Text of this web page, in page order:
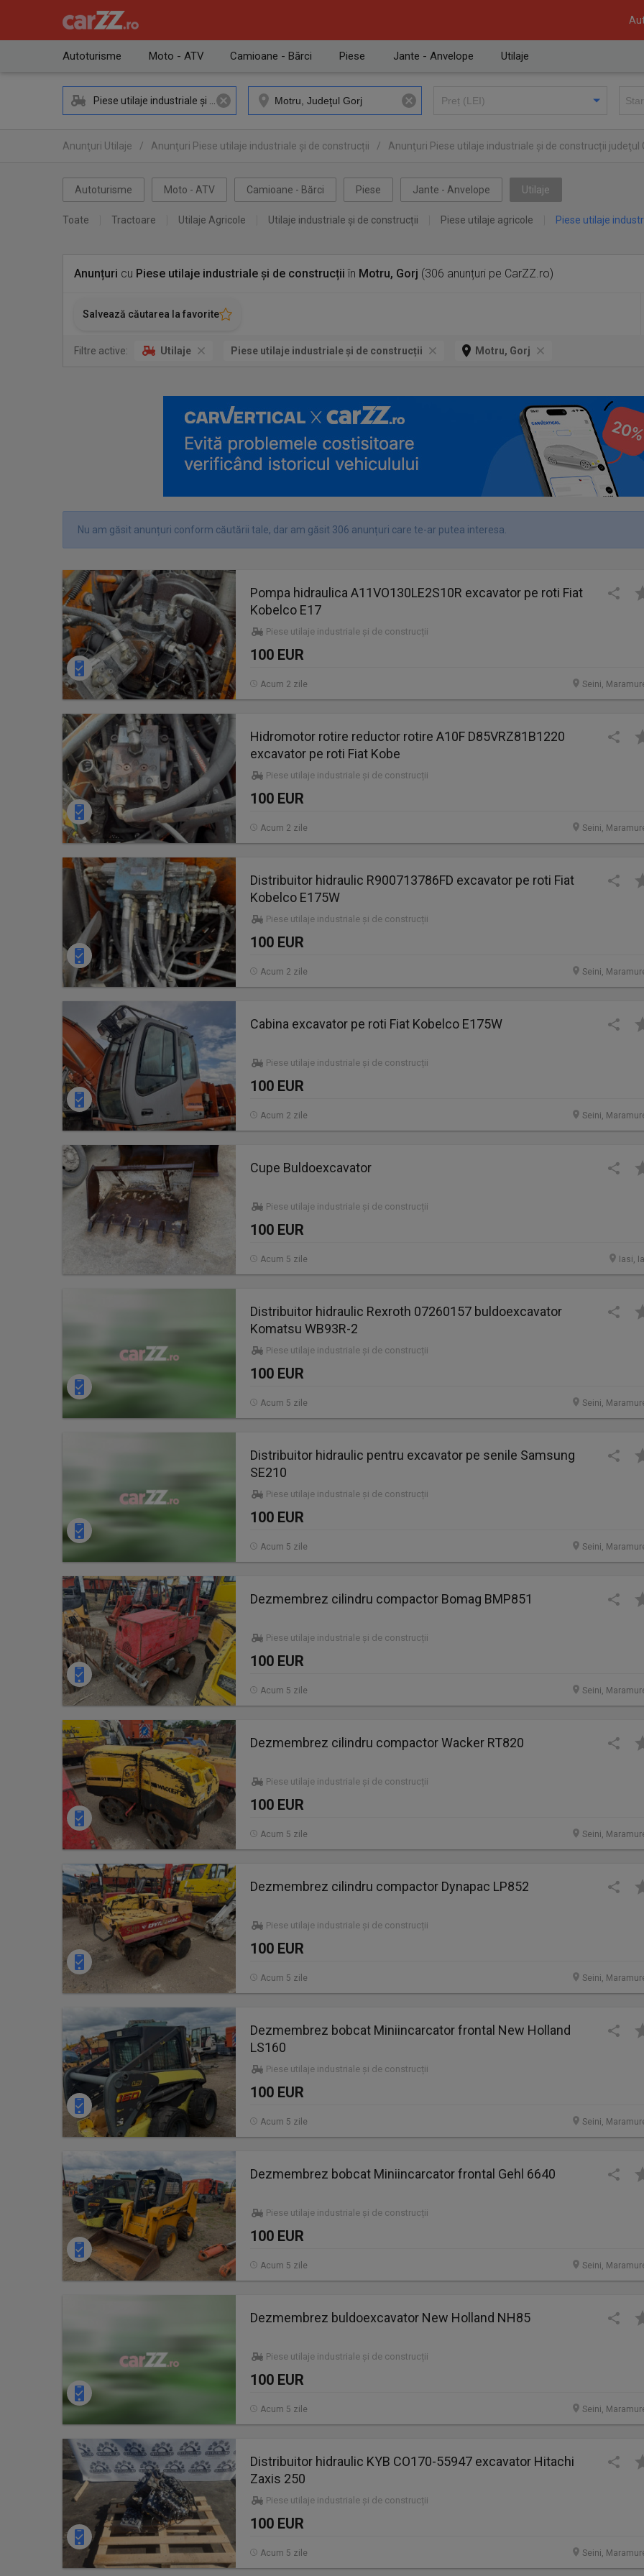
Autoturisme Moto - ATV Camioane - Bărci Piese Jante - Anvelope Utilaje
Anunţuri Utilaje / Anunţuri Piese utilaje industriale și de construcții / Anunţuri Piese utilaje industriale și de construcții judeţul
Anunţuri Piese utilaje industriale și de construcții Motru
Autoturisme
Moto - ATV Camioane - Bărci Piese Jante - Anvelope Utilaje
Toate Tractoare Utilaje Agricole Utilaje industriale și de construcții Piese utilaje agricole Piese utilaje
Anunțuri cu Piese utilaje industriale și de construcții în Motru, Gorj (306 anunțuri pe CarZZ.ro)
Salvează căutarea la favorite
Filtre active: Utilaje Piese utilaje industriale și de construcții Motru, Gorj
Nu am găsit anunțuri conform căutării tale, dar am găsit 306 anunțuri care te-ar putea interesa.
Pompa hidraulica A11VO130LE2S10R excavator pe roti Fiat
Kobelco E17
Piese utilaje industriale și de construcții
100 EUR
Seini,
Acum 2 zile
Hidromotor rotire reductor rotire A10F D85VRZ81B1220
excavator pe roti Fiat Kobe
Piese utilaje industriale și de construcții
100 EUR
Seini,
Acum 2 zile
Distribuitor hidraulic R900713786FD excavator pe roti Fiat
Kobelco E175W
Piese utilaje industriale și de construcții
100 EUR
Seini,
Acum 2 zile
Cabina excavator pe roti Fiat Kobelco E175W
Piese utilaje industriale și de construcții
100 EUR
Seini,
Acum 2 zile
Cupe Buldoexcavator
Piese utilaje industriale și de construcții
100 EUR
Iasi,
Acum 5 zile
Distribuitor hidraulic Rexroth 07260157 buldoexcavator
Komatsu WB93R-2
Piese utilaje industriale și de construcții
100 EUR
Seini,
Acum 5 zile
Distribuitor hidraulic pentru excavator pe senile Samsung
SE210
Piese utilaje industriale și de construcții
100 EUR
Seini,
Acum 5 zile
Dezmembrez cilindru compactor Bomag BMP851
Piese utilaje industriale și de construcții
100 EUR
Seini,
Acum 5 zile
Dezmembrez cilindru compactor Wacker RT820
Piese utilaje industriale și de construcții
100 EUR
Seini,
Acum 5 zile
Dezmembrez cilindru compactor Dynapac LP852
Piese utilaje industriale și de construcții
100 EUR
Seini,
Acum 5 zile
Dezmembrez bobcat Miniincarcator frontal New Holland
LS160
Piese utilaje industriale și de construcții
100 EUR
Seini,
Acum 5 zile
Dezmembrez bobcat Miniincarcator frontal Gehl 6640
Piese utilaje industriale și de construcții
100 EUR
Seini,
Acum 5 zile
Dezmembrez buldoexcavator New Holland NH85
Piese utilaje industriale și de construcții
100 EUR
Seini,
Acum 5 zile
Distribuitor hidraulic KYB CO170-55947 excavator Hitachi
Zaxis 250
Piese utilaje industriale și de construcții
100 EUR
Seini,
Acum 5 zile